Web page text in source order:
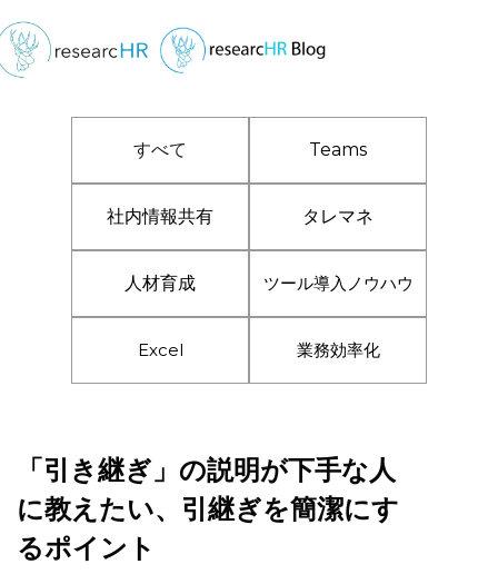
すべて Teams
社内情報共有 タレマネ
人材育成 ツール導入ノウハウ
Excel 業務効率化
「引き継ぎ」の説明が下手な人
に教えたい、引継ぎを簡潔にす
るポイント